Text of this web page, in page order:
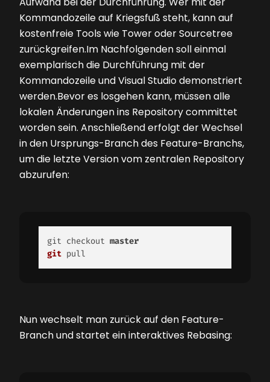
Kommandozeile auf Kriegsfuß steht, kann auf
kostenfreie Tools wie Tower oder Sourcetree
zurückgreifen.Im Nachfolgenden soll einmal
exemplarisch die Durchführung mit der
Kommandozeile und Visual Studio demonstriert
werden.Bevor es losgehen kann, müssen alle
lokalen Änderungen ins Repository committet
worden sein. Anschließend erfolgt der Wechsel
in den Ursprungs-Branch des Feature-Branchs,
um die letzte Version vom zentralen Repository
abzurufen:
git checkout master
git pull
Nun wechselt man zurück auf den Feature-
Branch und startet ein interaktives Rebasing: